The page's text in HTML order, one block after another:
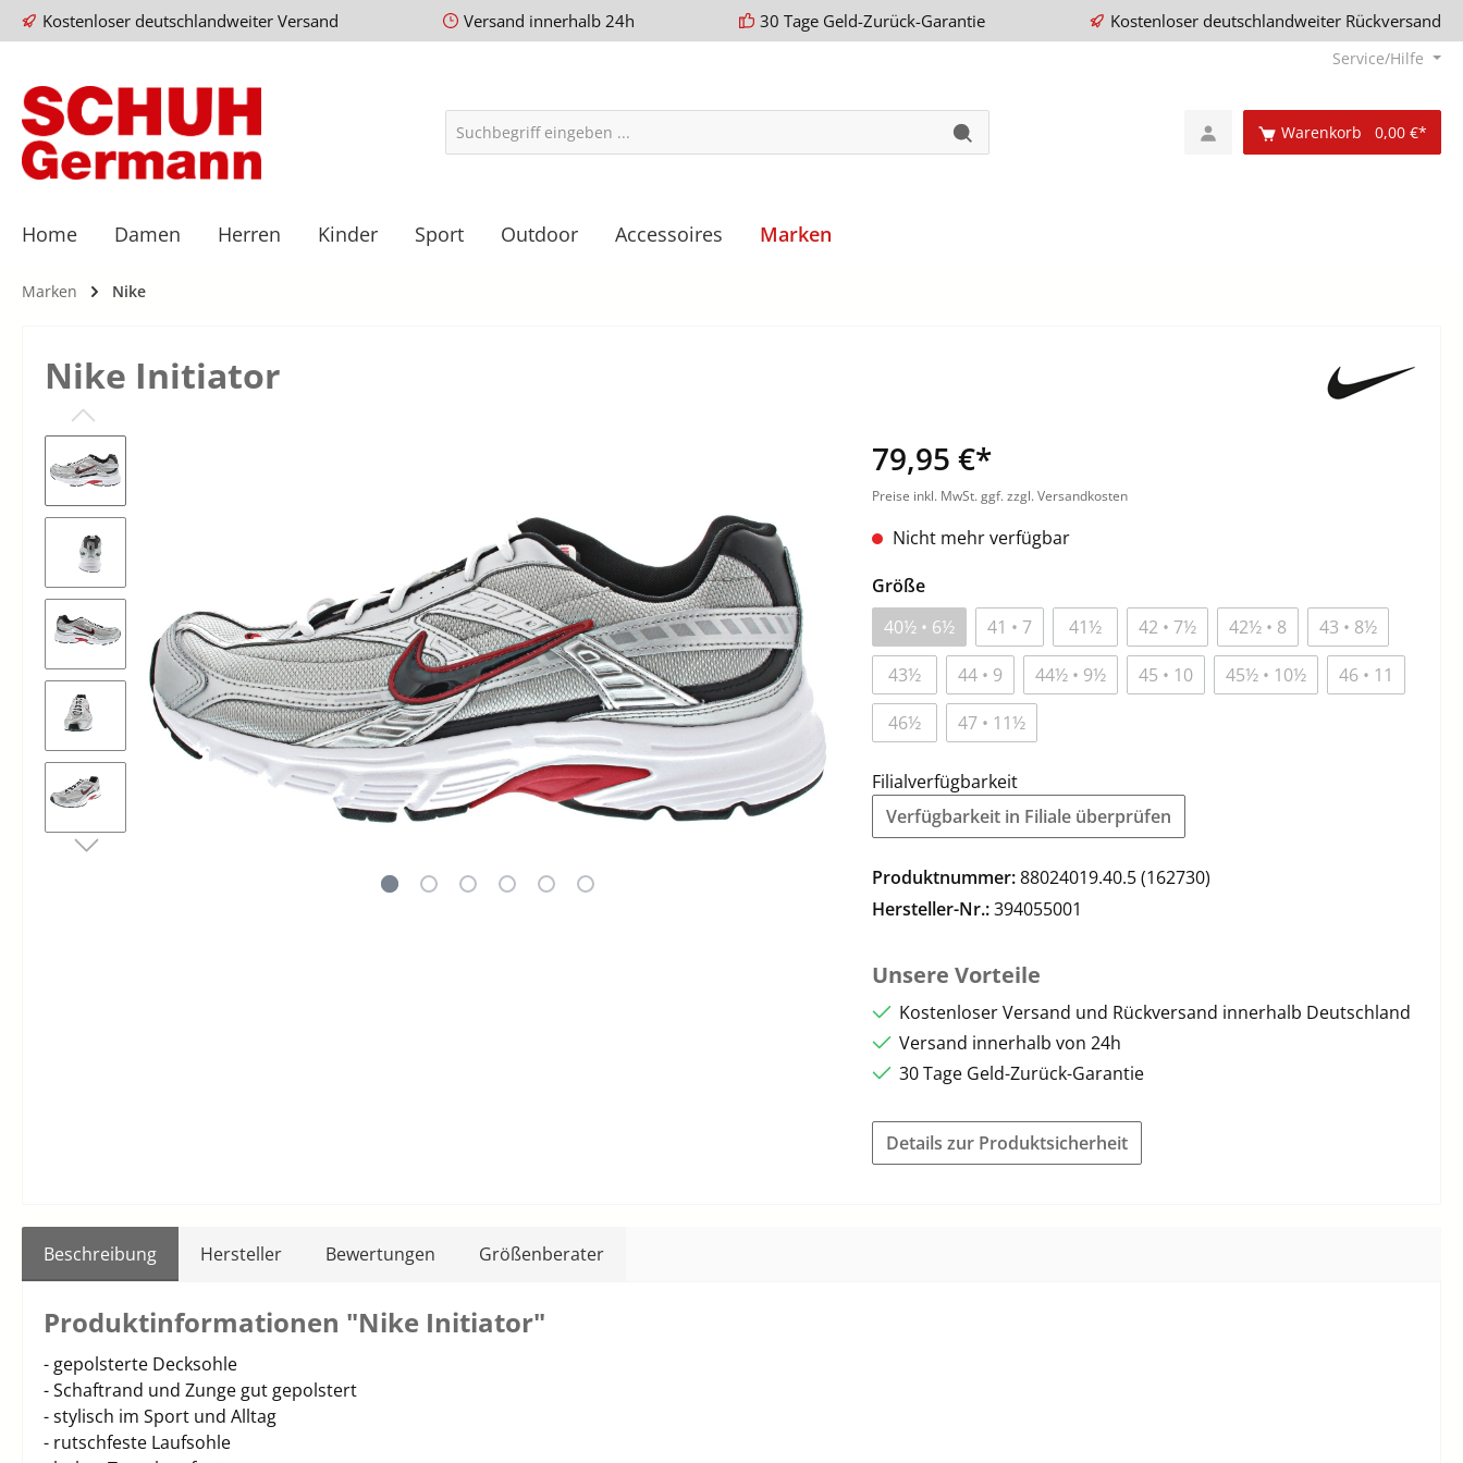
Kostenloser deutschlandweiter Versand Versand innerhalb 24h 30 Tage Geld-Zurück-Garantie Kostenloser deutschlandweiter Rückversand
Service/Hilfe
Warenkorb 0,00 €*
Home Damen Herren Kinder Sport Outdoor Accessoires Marken
Marken Nike
Nike Initiator
79,95 €*
Preise inkl. MwSt. ggf. zzgl. Versandkosten
Nicht mehr verfügbar
Größe
40½ • 6½
41 • 7 41½ 42 • 7½ 42½ • 8
43 • 8½
43½
44 • 9 44½ • 9½ 45 • 10 45½ • 10½
46 • 11
46½
47 • 11½
Filialverfügbarkeit
Verfügbarkeit in Filiale überprüfen
Produktnummer:88024019.40.5 (162730)
Hersteller-Nr.:394055001
Unsere Vorteile
Kostenloser Versand und Rückversand innerhalb Deutschland
Versand innerhalb von 24h
30 Tage Geld-Zurück-Garantie
Details zur Produktsicherheit
Beschreibung Hersteller Bewertungen Größenberater
Produktinformationen "Nike Initiator"
- gepolsterte Decksohle
- Schaftrand und Zunge gut gepolstert
- stylisch im Sport und Alltag
- rutschfeste Laufsohle